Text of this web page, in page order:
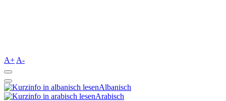
A+ A-
Albanisch
Arabisch